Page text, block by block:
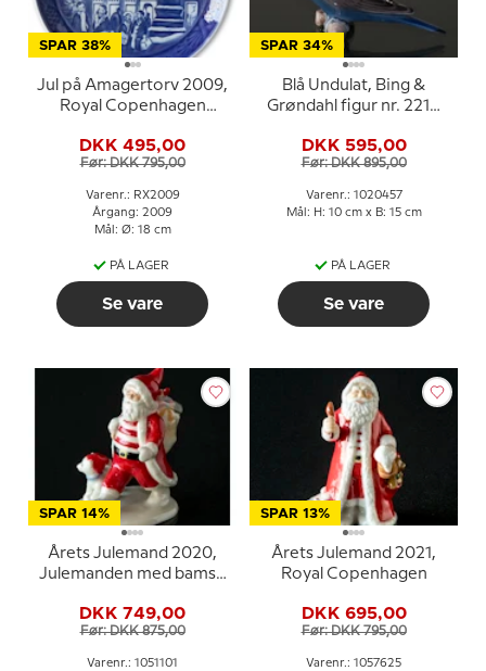
SPAR 38%
Jul på Amagertorv 2009,
Royal Copenhagen
DKK 495,00
Før: DKK 795,00
Varenr.: RX2009
Årgang: 2009
Mål: Ø: 18 cm
PÅ LAGER
Se vare
SPAR 34%
Blå Undulat, Bing &
Grøndahl figur nr. 2210
DKK 595,00
Før: DKK 895,00
Varenr.: 1020457
Mål: H: 10 cm x B: 15 cm
PÅ LAGER
Se vare
SPAR 14%
Årets Julemand 2020,
Julemanden med bamse
DKK 749,00
Før: DKK 875,00
Varenr.: 1051101
SPAR 13%
Årets Julemand 2021,
Royal Copenhagen
DKK 695,00
Før: DKK 795,00
Varenr.: 1057625